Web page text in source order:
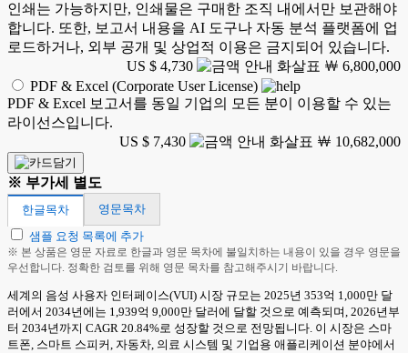
인쇄는 가능하지만, 인쇄물은 구매한 조직 내에서만 보관해야
합니다. 또한, 보고서 내용을 AI 도구나 자동 분석 플랫폼에 업
로드하거나, 외부 공개 및 상업적 이용은 금지되어 있습니다.
US $ 4,730
￦ 6,800,000
PDF & Excel (Corporate User License)
PDF & Excel 보고서를 동일 기업의 모든 분이 이용할 수 있는
라이선스입니다.
US $ 7,430
￦ 10,682,000
※ 부가세 별도
한글목차
영문목차
샘플 요청 목록에 추가
※ 본 상품은 영문 자료로 한글과 영문 목차에 불일치하는 내용이 있을 경우 영문을
우선합니다. 정확한 검토를 위해 영문 목차를 참고해주시기 바랍니다.
세계의 음성 사용자 인터페이스(VUI) 시장 규모는 2025년 353억 1,000만 달
러에서 2034년에는 1,939억 9,000만 달러에 달할 것으로 예측되며, 2026년부
터 2034년까지 CAGR 20.84%로 성장할 것으로 전망됩니다. 이 시장은 스마
트폰, 스마트 스피커, 자동차, 의료 시스템 및 기업용 애플리케이션 분야에서